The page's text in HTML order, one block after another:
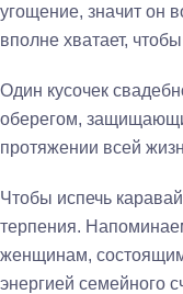
угощение, значит он
вполне хватает,
Один кусочек
оберегом,
протяжении всей
Чтобы испечь
терпения.
женщинам,
энергией семейного